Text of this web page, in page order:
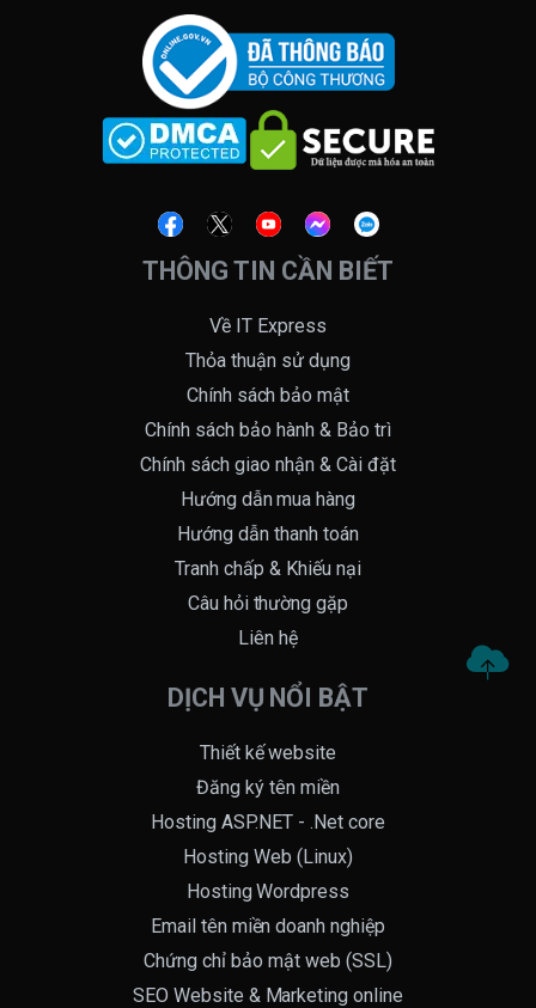
THÔNG TIN CẦN BIẾT
Về IT Express
Thỏa thuận sử dụng
Chính sách bảo mật
Chính sách bảo hành & Bảo trì
Chính sách giao nhận & Cài đặt
Hướng dẫn mua hàng
Hướng dẫn thanh toán
Tranh chấp & Khiếu nại
Câu hỏi thường gặp
Liên hệ
DỊCH VỤ NỔI BẬT
Thiết kế website
Đăng ký tên miền
Hosting ASP.NET - .Net core
Hosting Web (Linux)
Hosting Wordpress
Email tên miền doanh nghiệp
Chứng chỉ bảo mật web (SSL)
SEO Website & Marketing online